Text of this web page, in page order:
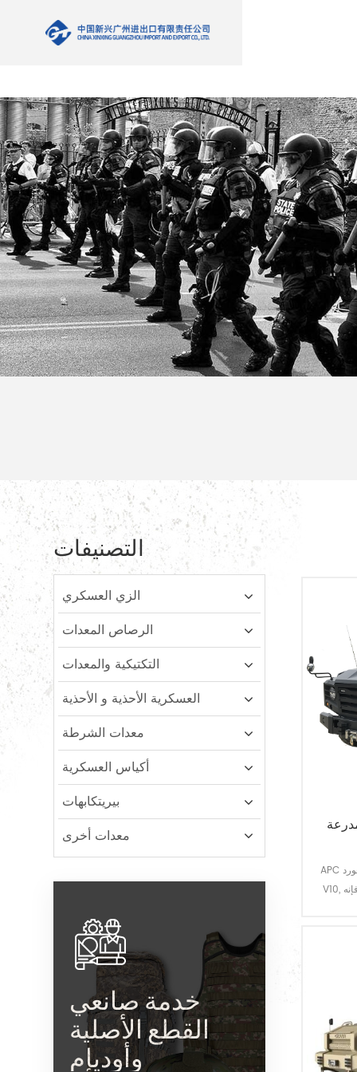
APC هو الهيكل الأصلي فورد F-550 6.8 لتر EFI
V10, السرعة القصوى 130 كيلومترا/ساعة ، فإنه
التصنيفات
الزي العسكري
الرصاص المعدات
التكتيكية والمعدات
العسكرية الأحذية و الأحذية
معدات الشرطة
أكياس العسكرية
بيريتكابهات
معدات أخرى
خدمة صانعي
القطع الأصلية
وأوديإم